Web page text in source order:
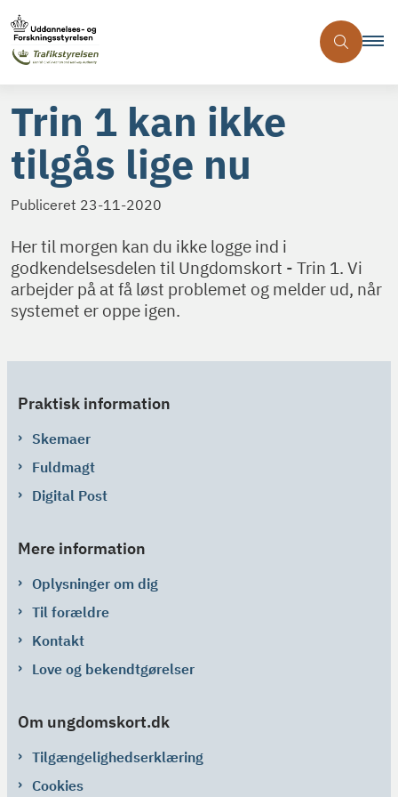
Trin 1 kan ikke
tilgås lige nu
Publiceret 23-11-2020
Her til morgen kan du ikke logge ind i
godkendelsesdelen til Ungdomskort - Trin 1. Vi
arbejder på at få løst problemet og melder ud, når
systemet er oppe igen.
Praktisk information
Skemaer
Fuldmagt
Digital Post
Mere information
Oplysninger om dig
Til forældre
Kontakt
Love og bekendtgørelser
Om ungdomskort.dk
Tilgængelighedserklæring
Cookies